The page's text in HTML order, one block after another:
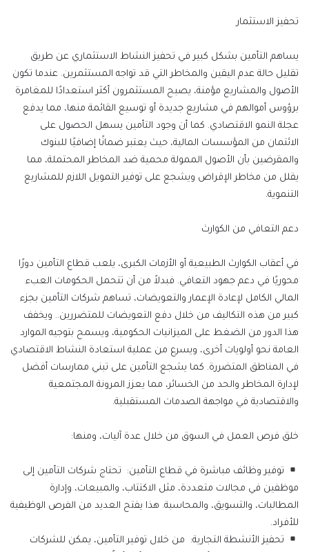
تحفيز الاستثمار
يساهم التأمين بشكل كبير في تحفيز النشاط الاستثماري عن طريق
تقليل حالة عدم اليقين والمخاطر التي قد تواجه المستثمرين. عندما تكون
الأصول والمشاريع مؤمنة، يصبح المستثمرون أكثر استعدادًا للمغامرة
برؤوس أموالهم في مشاريع جديدة أو توسيع القائمة منها، مما يدفع
عجلة النمو الاقتصادي. كما أن وجود التأمين يسهل الحصول على
الائتمان من المؤسسات المالية، حيث يعتبر ضمانًا إضافيًا للبنوك
والمقرضين بأن الأصول الممولة محمية ضد المخاطر المحتملة، مما
يقلل من مخاطرالإقراض ويشجع على توفير التمويل اللازم للمشاريع
التنموية.
دعم التعافي من الكوارث
في أعقاب الكوارث الطبيعية أو الأزمات الكبرى، يلعب قطاع التأمين دورًا
محوريًا في دعم جهود التعافي. فبدلاً من أن تتحمل الحكومات العبء
المالي الكامل لإعادة الإعمار والتعويضات، تساهم شركات التأمين بجزء
كبير من هذه التكاليف من خلال دفع التعويضات للمتضررين.. ويخفف
هذا الدور من الضغط على الميزانيات الحكومية، ويسمح بتوجيه الموارد
العامة نحو أولويات أخرى، ويسرع من عملية استعادة النشاط الاقتصادي
في المناطق المتضررة. كما يشجع التأمين على تبني ممارسات أفضل
لإدارة المخاطر والحد من الخسائر، مما يعزز المرونة المجتمعية
والاقتصادية في مواجهة الصدمات المستقبلية.
خلق فرص العمل في السوق من خلال عدة آليات، ومنها:
توفير وظائف مباشرة في قطاع التأمين: تحتاج شركات التأمين إلى
موظفين في مجالات متعددة، مثل الاكتتاب، والمبيعات، وإدارة
المطالبات، والتسويق، والمحاسبة. هذا يفتح العديد من الفرص الوظيفية
للأفراد.
تحفيز الأنشطة التجارية: من خلال توفير التأمين، يمكن للشركات